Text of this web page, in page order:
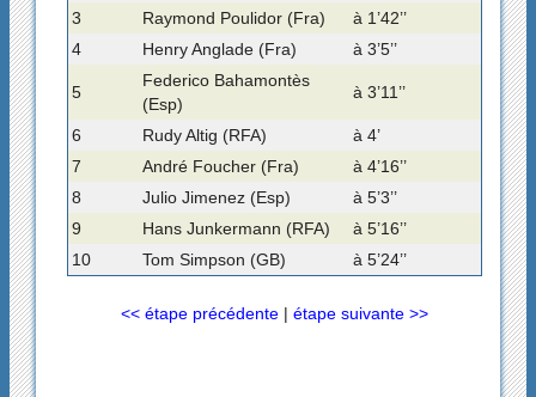
3
Raymond Poulidor (Fra)
à 1’42’’
4
Henry Anglade (Fra) à 3’5’’
5
Federico Bahamontès
(Esp)
à 3’11’’
6 Rudy Altig (RFA)
à 4’
7
André Foucher (Fra)
à 4’16’’
8
Julio Jimenez (Esp)
à 5’3’’
9
Hans Junkermann (RFA)
à 5’16’’
10
Tom Simpson (GB) à 5’24’’
<< étape précédente| étape suivante >>